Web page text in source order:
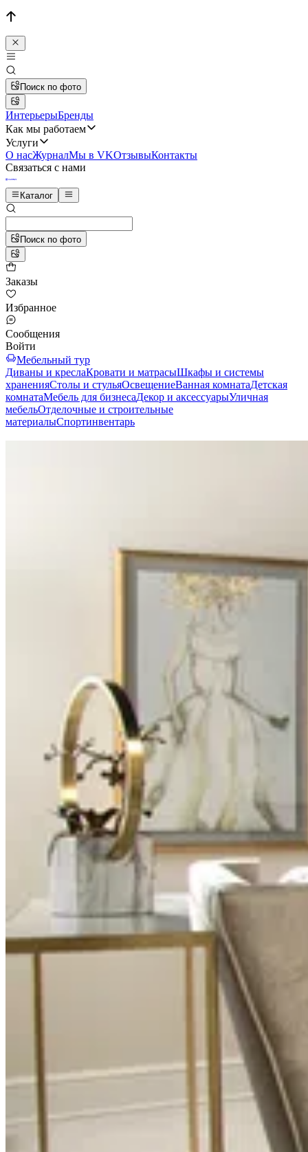
Поиск по фото
ИнтерьерыБренды
Как мы работаем
Услуги
О насЖурналМы в VKОтзывыКонтакты
Связаться с нами
Каталог
Поиск по фото
Заказы
Избранное
Сообщения
Войти
Мебельный тур
Диваны и креслаКровати и матрасыШкафы и системы
храненияСтолы и стульяОсвещениеВанная комнатаДетская
комнатаМебель для бизнесаДекор и аксессуарыУличная
мебельОтделочные и строительные
материалыСпортинвентарь